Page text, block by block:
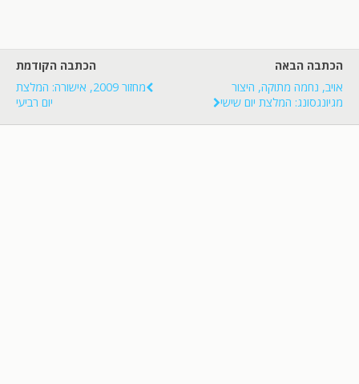
הכתבה הקודמת
מחזור 2009, אישורה: המלצת
יום רביעי
הכתבה הבאה
אויב, נחמה מתוקה, היצור
מגיונגסונג: המלצת יום שישי